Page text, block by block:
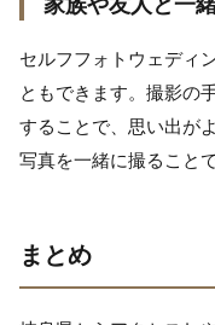
家族や友人と一
セルフフォトウェディ
ともできます。撮影の
することで、思い出が
写真を一緒に撮ること
まとめ